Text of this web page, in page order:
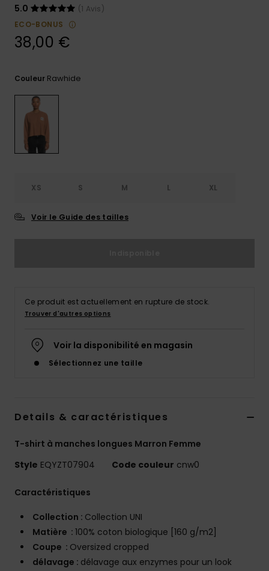
Démarrer
la FAQ
5.0
(1 Avis)
ECO-BONUS
38,00 €
Couleur Rawhide
XS S M L XL
Voir le Guide des tailles
Ce produit est actuellement en rupture de stock.
Trouver d'autres options
Voir la disponibilité en magasin
Sélectionnez une taille
Details & caractéristiques
T-shirt à manches longues Marron Femme
Style EQYZT07904 Code couleur cnw0
Caractéristiques
Collection : Collection UNI
Matière : 100% coton biologique [160 g/m2]
Coupe : Oversized cropped
délavage : délavage aux enzymes pour un look